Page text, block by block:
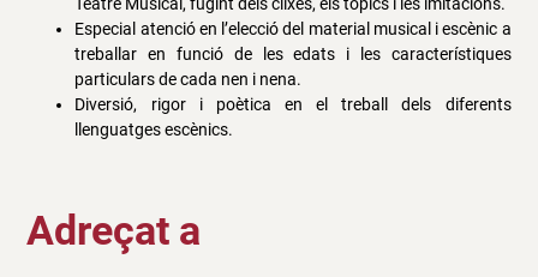
Especial atenció en l’elecció del material musical i escènic a
treballar en funció de les edats i les característiques
particulars de cada nen i nena.
Diversió, rigor i poètica en el treball dels diferents
llenguatges escènics.
Adreçat a